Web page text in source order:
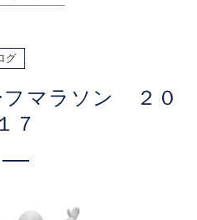
グ
フマラソン ２０
１７